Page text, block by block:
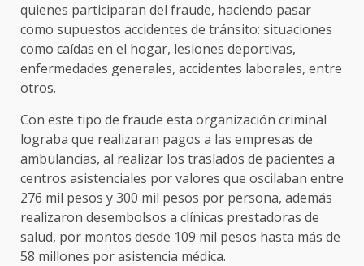
quienes participaran del fraude, haciendo pasar
como supuestos accidentes de tránsito: situaciones
como caídas en el hogar, lesiones deportivas,
enfermedades generales, accidentes laborales, entre
otros.
Con este tipo de fraude esta organización criminal
lograba que realizaran pagos a las empresas de
ambulancias, al realizar los traslados de pacientes a
centros asistenciales por valores que oscilaban entre
276 mil pesos y 300 mil pesos por persona, además
realizaron desembolsos a clínicas prestadoras de
salud, por montos desde 109 mil pesos hasta más de
58 millones por asistencia médica.